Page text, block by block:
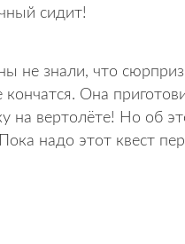
сидит!
не знали, что
кончатся. Она
на вертолёте! Но об
Пока надо этот квест